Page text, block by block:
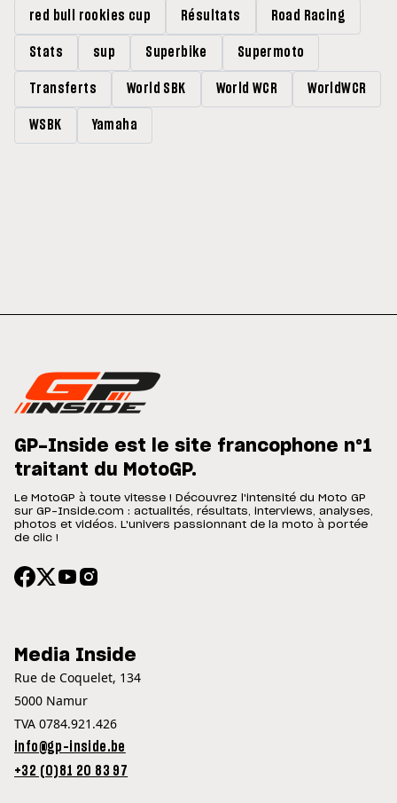
red bull rookies cup Résultats Road Racing
Stats sup Superbike Supermoto
Transferts World SBK World WCR WorldWCR
WSBK Yamaha
GP-Inside est le site francophone n°1
traitant du MotoGP.
Le MotoGP à toute vitesse ! Découvrez l'intensité du Moto GP
sur GP-Inside.com : actualités, résultats, interviews, analyses,
photos et vidéos. L'univers passionnant de la moto à portée
de clic !
Media Inside
Rue de Coquelet, 134
5000 Namur
TVA 0784.921.426
info@gp-inside.be
+32 (0)81 20 83 97